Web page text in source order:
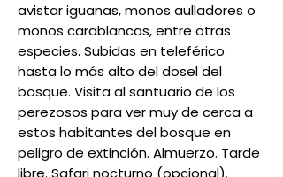
avistar iguanas, monos aulladores o
monos carablancas, entre otras
especies. Subidas en teleférico
hasta lo más alto del dosel del
bosque. Visita al santuario de los
perezosos para ver muy de cerca a
estos habitantes del bosque en
peligro de extinción. Almuerzo. Tarde
libre. Safari nocturno (opcional).